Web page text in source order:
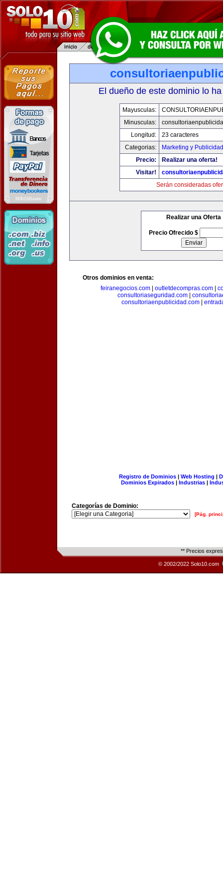
El dueño de este dominio lo
Mayusculas:
Minusculas:
Longitud:
23 caracteres
Categorias:
Marketing y Publicidad
Precio:
Realizar una oferta!
Visitar!
Serán consideradas
Realizar una Oferta
Precio Ofrecido $
Otros dominios en venta:
feiranegocios.com| outletdecompras.com|
consultoriaseguridad.com
consultoriaenpublicidad.com
Registro de Dominios| Web Hosting |
Dominios Expirados | Industrias |
Categorías de Dominio:
[Pág.
** Precios
© 2002/2022 Solo10.com